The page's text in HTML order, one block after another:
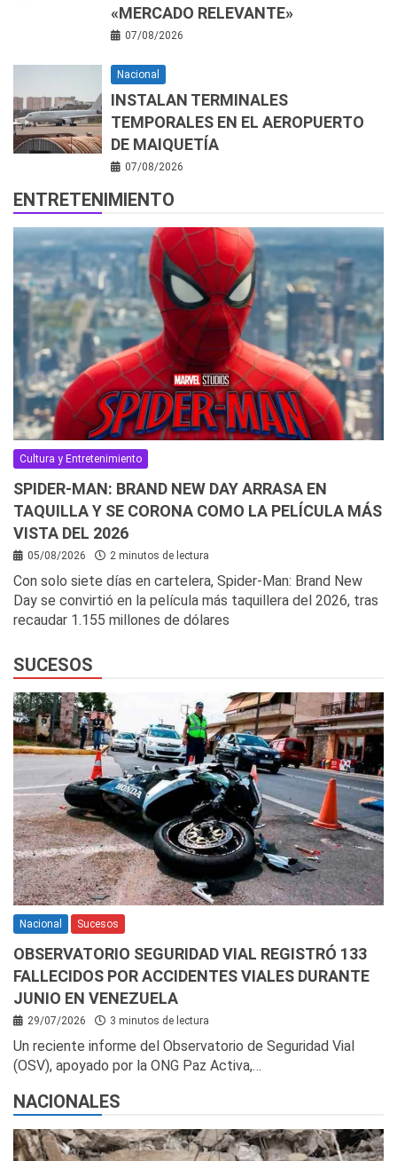
«MERCADO RELEVANTE»
07/08/2026
Nacional
INSTALAN TERMINALES
TEMPORALES EN EL AEROPUERTO
DE MAIQUETÍA
07/08/2026
ENTRETENIMIENTO
Cultura y Entretenimiento
SPIDER-MAN: BRAND NEW DAY ARRASA EN
TAQUILLA Y SE CORONA COMO LA PELÍCULA MÁS
VISTA DEL 2026
05/08/2026 2 minutos de lectura
Con solo siete días en cartelera, Spider-Man: Brand New
Day se convirtió en la película más taquillera del 2026, tras
recaudar 1.155 millones de dólares
SUCESOS
Nacional Sucesos
OBSERVATORIO SEGURIDAD VIAL REGISTRÓ 133
FALLECIDOS POR ACCIDENTES VIALES DURANTE
JUNIO EN VENEZUELA
29/07/2026 3 minutos de lectura
Un reciente informe del Observatorio de Seguridad Vial
(OSV), apoyado por la ONG Paz Activa,…
NACIONALES